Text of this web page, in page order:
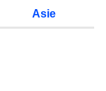
Asie